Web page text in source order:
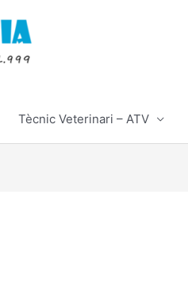
Tècnic Veterinari – ATV